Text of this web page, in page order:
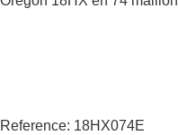
Reference: 18HX074E